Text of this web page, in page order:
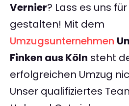
Vernier? Lass es uns
gestalten! Mit dem
Umzugsunternehmen
Finken aus Köln steht
erfolgreichen Umzug
Unser qualifiziertes